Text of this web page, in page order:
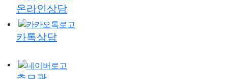
온라인상담
카톡상담